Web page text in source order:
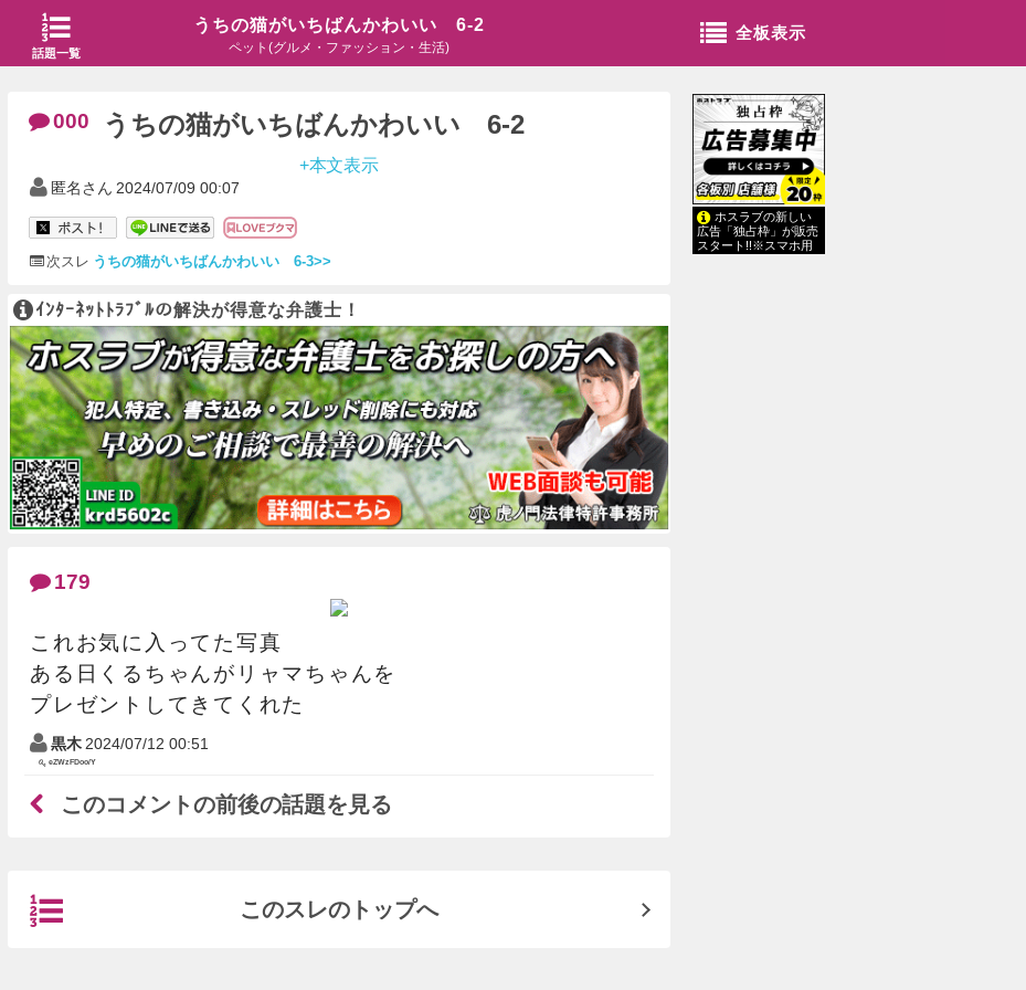
うちの猫がいちばんかわいい 6-2
ペット(グルメ・ファッション・生活)
話題一覧
全板表示
000 うちの猫がいちばんかわいい 6-2
+本文表示
匿名さん 2024/07/09 00:07
次スレ うちの猫がいちばんかわいい 6-3>>
ｲﾝﾀｰﾈｯﾄﾄﾗﾌﾞﾙの解決が得意な弁護士！
179
これお気に入ってた写真
ある日くるちゃんがリャマちゃんを
プレゼントしてきてくれた
黒木 2024/07/12 00:51
eZWzFDoo/Y
このコメントの前後の話題を見る
このスレのトップへ
ホスラブの新しい
広告「独占枠」が販売
スタート!!※スマホ用